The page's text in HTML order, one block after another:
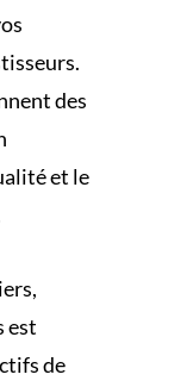
des
et le
est
de